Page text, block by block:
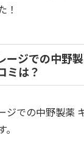
！
ージでの中野
ミは？
ジでの中野製薬